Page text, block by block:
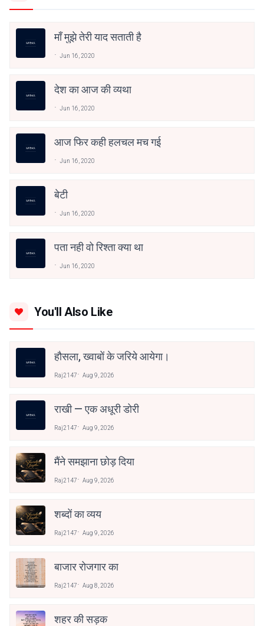
माँ मुझे तेरी याद सताती है
Jun 16, 2020
देश का आज की व्यथा
Jun 16, 2020
आज फिर कही हलचल मच गई
Jun 16, 2020
बेटी
Jun 16, 2020
पता नही वो रिश्ता क्या था
Jun 16, 2020
You'll Also Like
हौसला, ख्वाबों के जरिये आयेगा।
Raj2147 Aug 9, 2026
राखी — एक अधूरी डोरी
Raj2147 Aug 9, 2026
मैंने समझाना छोड़ दिया
Raj2147 Aug 9, 2026
शब्दों का व्यय
Raj2147 Aug 9, 2026
बाजार रोजगार का
Raj2147 Aug 8, 2026
शहर की सड़क